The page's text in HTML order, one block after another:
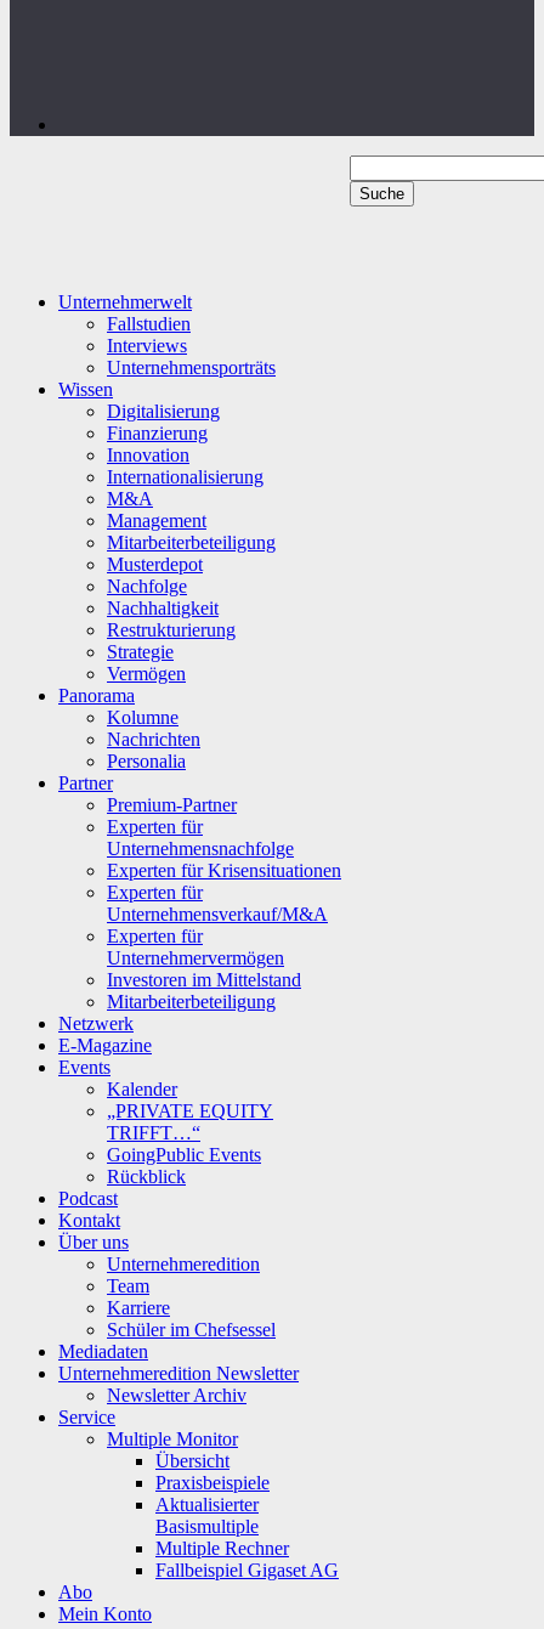
Unternehmerwelt
Fallstudien
Interviews
Unternehmensporträts
Wissen
Digitalisierung
Finanzierung
Innovation
Internationalisierung
M&A
Management
Mitarbeiterbeteiligung
Musterdepot
Nachfolge
Nachhaltigkeit
Restrukturierung
Strategie
Vermögen
Panorama
Kolumne
Nachrichten
Personalia
Partner
Premium-Partner
Experten für
Unternehmensnachfolge
Experten für Krisensituationen
Experten für
Unternehmensverkauf/M&A
Experten für
Unternehmervermögen
Investoren im Mittelstand
Mitarbeiterbeteiligung
Netzwerk
E-Magazine
Events
Kalender
„PRIVATE EQUITY
TRIFFT…“
GoingPublic Events
Rückblick
Podcast
Kontakt
Über uns
Unternehmeredition
Team
Karriere
Schüler im Chefsessel
Mediadaten
Unternehmeredition Newsletter
Newsletter Archiv
Service
Multiple Monitor
Übersicht
Praxisbeispiele
Aktualisierter
Basismultiple
Multiple Rechner
Fallbeispiel Gigaset AG
Abo
Mein Konto